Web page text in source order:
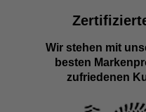
Wir stehen mit
besten
zufriedenen